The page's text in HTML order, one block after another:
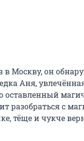
в Москву, он
Аня,
оставленный
разобраться с
тёще и чукче